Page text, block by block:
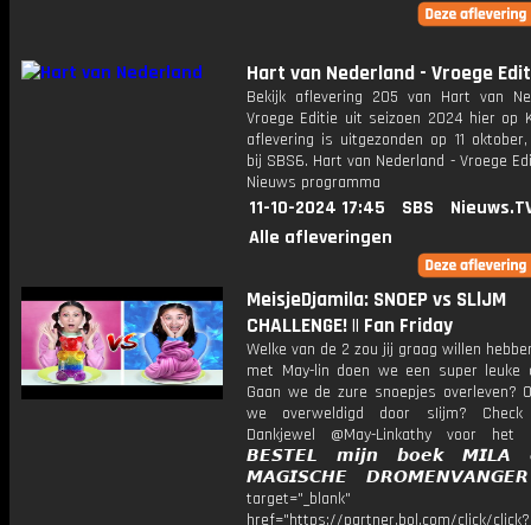
Hart van Nederland - Vroege
Bekijk aflevering 205 van Hart van
Vroege Editie uit seizoen 2024 hier op
aflevering is uitgezonden op 11 oktober,
bij SBS6. Hart van Nederland - Vroege
Nieuws programma
11-10-2024 17:45 SBS
Alle afleveringen
MeisjeDjamila: SNOEP vs SLlJM
CHALLENGE! || Fan Friday
Welke van de 2 zou jij graag willen
met May-lin doen we een super leuke
Gaan we de zure snoepjes overleven?
we overweldigd door sIijm?
Dankjewel @May-Linkathy voor het
𝘽𝙀𝙎𝙏𝙀𝙇 𝙢𝙞𝙟𝙣 𝙗𝙤𝙚𝙠 𝙈𝙄𝙇𝘼
𝙈𝘼𝙂𝙄𝙎𝘾𝙃𝙀
target="_blank"
href="https://partner.bol.com/click/click?